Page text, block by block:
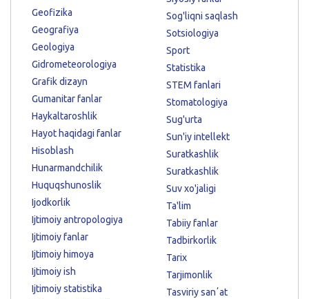
Geofizika
Geografiya
Geologiya
Gidrometeorologiya
Grafik dizayn
Gumanitar fanlar
Haykaltaroshlik
Hayot haqidagi fanlar
Hisoblash
Hunarmandchilik
Huquqshunoslik
Ijodkorlik
Ijtimoiy antropologiya
Ijtimoiy fanlar
Ijtimoiy himoya
Ijtimoiy ish
Ijtimoiy statistika
Sog'liqni saqlash
Sotsiologiya
Sport
Statistika
STEM fanlari
Stomatologiya
Sug'urta
Sun'iy intellekt
Suratkashlik
Suratkashlik
Suv xo'jaligi
Ta'lim
Tabiiy fanlar
Tadbirkorlik
Tarix
Tarjimonlik
Tasviriy sanʼat